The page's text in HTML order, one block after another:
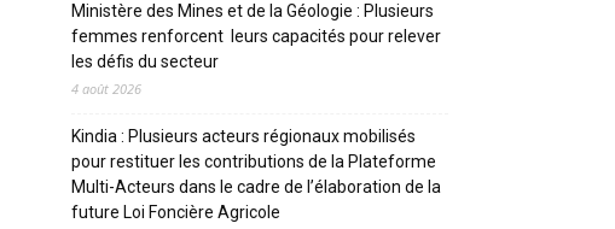
Ministère des Mines et de la Géologie : Plusieurs
femmes renforcent leurs capacités pour relever
les défis du secteur
4 août 2026
Kindia : Plusieurs acteurs régionaux mobilisés
pour restituer les contributions de la Plateforme
Multi-Acteurs dans le cadre de l’élaboration de la
future Loi Foncière Agricole